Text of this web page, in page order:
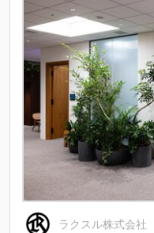
ラクスル株式会社